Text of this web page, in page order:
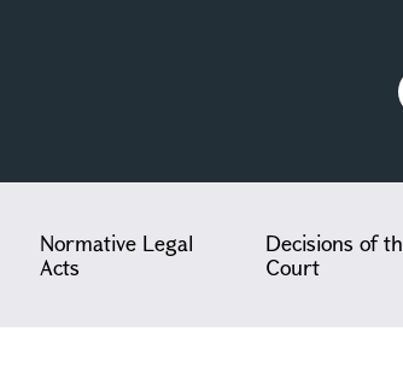
Normative Legal
Acts
Decisions of
Court